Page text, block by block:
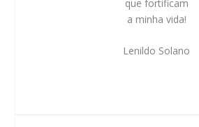
que fortificam
a minha vida!
Lenildo Solano